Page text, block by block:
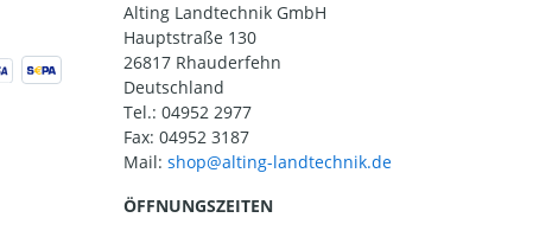
Alting Landtechnik GmbH
Hauptstraße 130
26817 Rhauderfehn
Deutschland
Tel.: 04952 2977
Fax: 04952 3187
Mail:
ÖFFNUNGSZEITEN